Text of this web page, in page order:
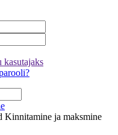
kasutajaks
Kinnitamine ja maksmine